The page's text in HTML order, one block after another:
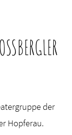
H
der
Hopferau.